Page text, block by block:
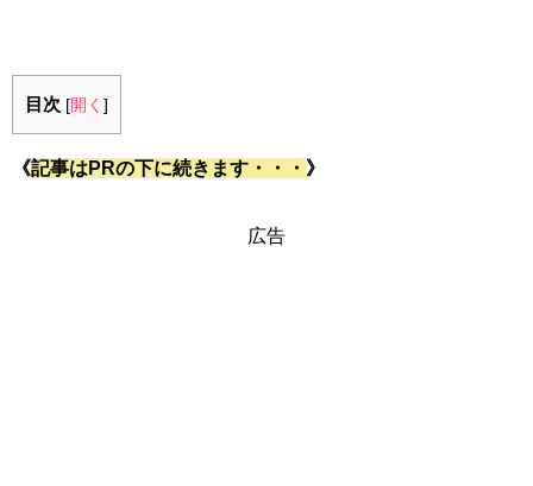
目次 [開く ]
《記事はPRの下に続きます・・・ 》
広告